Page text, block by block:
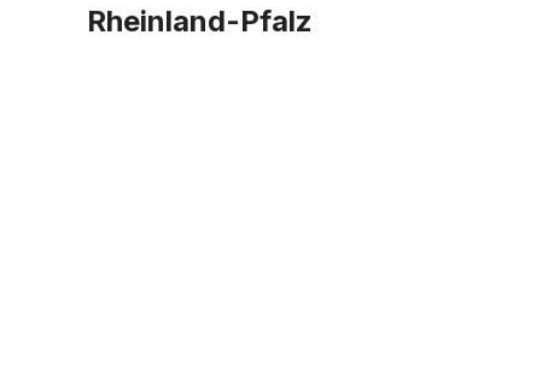
Rheinland-Pfalz